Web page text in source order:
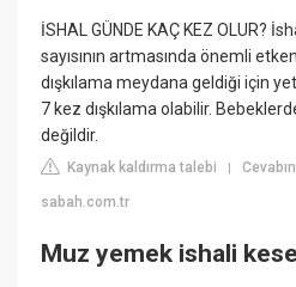
İSHAL GÜNDE KAÇ KEZ OLUR?
sayısının artmasında önemli
dışkılama meydana geldiği için
7 kez dışkılama olabilir.
değildir.
Kaynak kaldırma talebi |
sabah.com.tr
Muz yemek ishali